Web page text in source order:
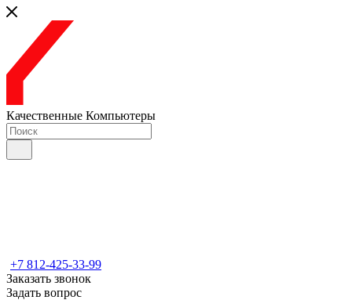
Качественные Компьютеры
+7 812-425-33-99
Заказать звонок
Задать вопрос